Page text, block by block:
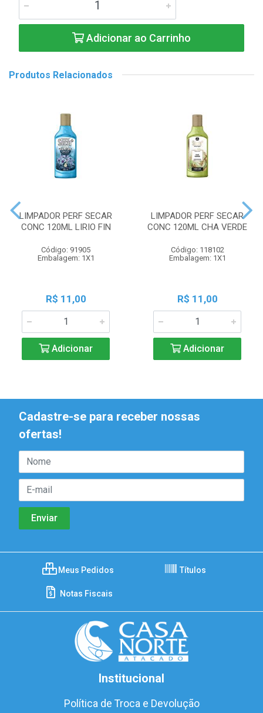
Adicionar ao Carrinho
Produtos Relacionados
LIMPADOR PERF SECAR
CONC 120ML LIRIO FIN
Código: 91905
Embalagem: 1X1
R$ 11,00
Adicionar
LIMPADOR PERF SECAR
CONC 120ML CHA VERDE
Código: 118102
Embalagem: 1X1
R$ 11,00
Adicionar
Cadastre-se para receber nossas
ofertas!
Meus Pedidos Títulos
Notas Fiscais
Institucional
Política de Troca e Devolução